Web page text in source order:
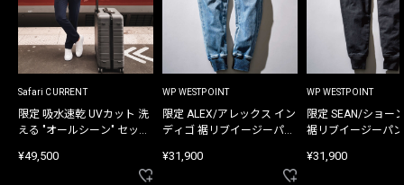
Safari CURRENT
限定 吸水速乾 UVカット 洗
える "オールシーン" セット
¥49,500
WP WESTPOINT
限定 ALEX/アレックス イン
ディゴ 裾リブイージーパン
¥31,900
WP WESTPOINT
限定 SEAN/ショー
裾リブイージーパ
¥31,900